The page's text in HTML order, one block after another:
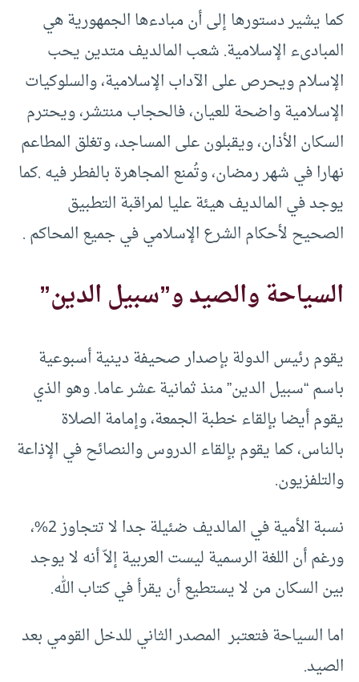
كما يشير دستورها إلى أن مبادءها الجمهورية هي
المبادىء الإسلامية. شعب المالديف متدين يحب
الإسلام ويحرص على الآداب الإسلامية، والسلوكيات
الإسلامية واضحة للعيان، فالحجاب منتشر، ويحترم
السكان الأذان، ويقبلون على المساجد، وتغلق المطاعم
نهارا في شهر رمضان، وتُمنع المجاهرة بالفطر فيه .كما
يوجد في المالديف هيئة عليا لمراقبة التطبيق
الصحيح لأحكام الشرع الإسلامي في جميع المحاكم .
السياحة والصيد و”سبيل الدين”
يقوم رئيس الدولة بإصدار صحيفة دينية أسبوعية
باسم “سبيل الدين” منذ ثمانية عشر عاما. وهو الذي
يقوم أيضا بإلقاء خطبة الجمعة، وإمامة الصلاة
بالناس، كما يقوم بإلقاء الدروس والنصائح في الإذاعة
والتلفزيون.
نسبة الأمية في المالديف ضئيلة جدا لا تتجاوز 2%،
ورغم أن اللغة الرسمية ليست العربية إلاّ أنه لا يوجد
بين السكان من لا يستطيع أن يقرأ في كتاب الله.
اما السياحة فتعتبر المصدر الثاني للدخل القومي بعد
الصيد.